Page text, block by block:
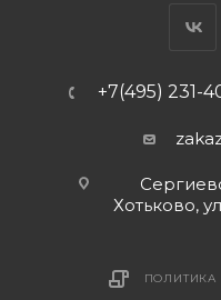
+7(495) 231-
Хотьково,